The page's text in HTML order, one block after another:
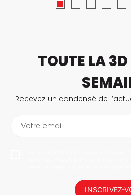
TOUTE LA
Recevez un condensé de
Votre email
INSCRIVEZ-